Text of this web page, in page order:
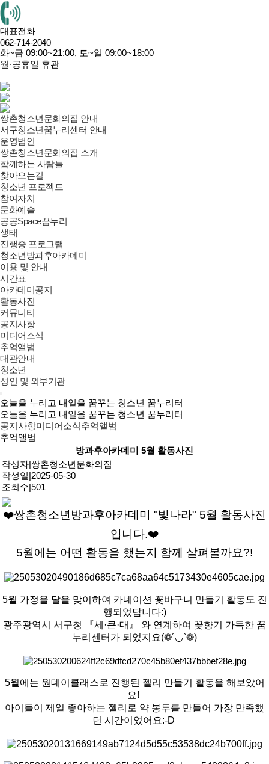
대표전화
062-714-2040
화~금 09:00~21:00, 토~일 09:00~18:00
월·공휴일 휴관
쌍촌청소년문화의집 안내
서구청소년꿈누리센터 안내
운영법인
쌍촌청소년문화의집 소개
함께하는 사람들
찾아오는길
청소년 프로젝트
참여자치
문화예술
공공Space꿈누리
생태
진행중 프로그램
청소년방과후아카데미
이용 및 안내
시간표
아카데미공지
활동사진
커뮤니티
공지사항
미디어소식
추억앨범
대관안내
청소년
성인 및 외부기관
오늘을 누리고 내일을 꿈꾸는 청소년 꿈누리터
오늘을 누리고 내일을 꿈꾸는 청소년 꿈누리터
공지사항미디어소식추억앨범
추억앨범
방과후아카데미 5월 활동사진
작성자|쌍촌청소년문화의집
작성일|2025-05-30
조회수|501
❤️​쌍촌청소년방과후아카데미 "빛나라" 5월 활동사진
입니다.❤️
5월에는 어떤 활동을 했는지 함께 살펴볼까요?!
5월 가정을 달을 맞이하여 카네이션 꽃바구니 만들기 활동도 진
행되었답니다:)
광주광역시 서구청
『세·큰·대』
​ 와 연계하여 꽃향기 가득한 꿈
누리센터가 되었지요(❁´◡`❁)
5월에는 원데이클래스로 진행된 젤리 만들기 활동을 해보았어
요!
아이들이 제일 좋아하는 젤리로 약 봉투를 만들어 가장 만족했
던 시간이었어요:-D